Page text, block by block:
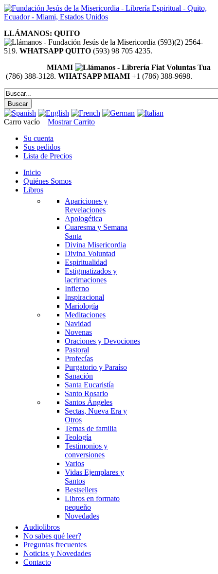
LLÁMANOS: QUITO
(593)(2) 2564-
519. WHATSAPP QUITO (593) 98 705 4235.
MIAMI
(786) 388-3128. WHATSAPP MIAMI +1 (786) 388-9698.
Carro vacío
Mostrar Carrito
Su cuenta
Sus pedidos
Lista de Precios
Inicio
Quiénes Somos
Libros
Apariciones y
Revelaciones
Apologética
Cuaresma y Semana
Santa
Divina Misericordia
Divina Voluntad
Espiritualidad
Estigmatizados y
lacrimaciones
Infierno
Inspiracional
Mariología
Meditaciones
Navidad
Novenas
Oraciones y Devociones
Pastoral
Profecías
Purgatorio y Paraíso
Sanación
Santa Eucaristía
Santo Rosario
Santos Ángeles
Sectas, Nueva Era y
Otros
Temas de familia
Teología
Testimonios y
conversiones
Varios
Vidas Ejemplares y
Santos
Bestsellers
Libros en formato
pequeño
Novedades
Audiolibros
No sabes qué leer?
Preguntas frecuentes
Noticias y Novedades
Contacto